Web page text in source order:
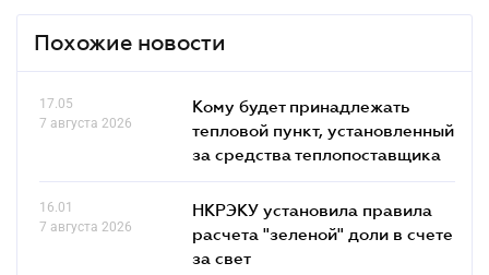
Похожие новости
17.05
7 августа 2026
Кому будет принадлежать
тепловой пункт, установленный
за средства теплопоставщика
16.01
7 августа 2026
НКРЭКУ установила правила
расчета "зеленой" доли в счете
за свет